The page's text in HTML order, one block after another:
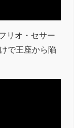
リオ・セサー
で王座から陥